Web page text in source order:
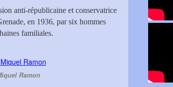
anti-républicaine et conservatrice
en 1936, par six hommes
familiales.
Ramon